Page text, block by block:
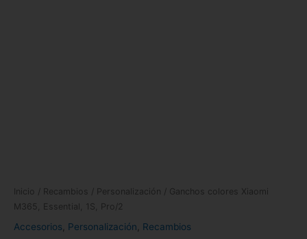
Inicio / Recambios / Personalización / Ganchos colores Xiaomi
M365, Essential, 1S, Pro/2
Accesorios Personalización Recambios